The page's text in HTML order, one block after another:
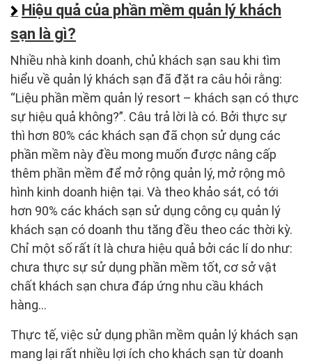
Hiệu quả của phần mềm quản lý khách
sạn là gì?
Nhiều nhà kinh doanh, chủ khách sạn sau khi tìm
hiểu về quản lý khách sạn đã đặt ra câu hỏi rằng:
“Liệu phần mềm quản lý resort – khách sạn có thực
sự hiệu quả không?”. Câu trả lời là có. Bởi thực sự
thì hơn 80% các khách sạn đã chọn sử dụng các
phần mềm này đều mong muốn được nâng cấp
thêm phần mềm để mở rộng quản lý, mở rộng mô
hình kinh doanh hiện tại. Và theo khảo sát, có tới
hơn 90% các khách sạn sử dụng công cụ quản lý
khách sạn có doanh thu tăng đều theo các thời kỳ.
Chỉ một số rất ít là chưa hiệu quả bởi các lí do như:
chưa thực sự sử dụng phần mềm tốt, cơ sở vật
chất khách sạn chưa đáp ứng nhu cầu khách
hàng…
Thực tế, việc sử dụng phần mềm quản lý khách sạn
mang lại rất nhiều lợi ích cho khách sạn từ doanh